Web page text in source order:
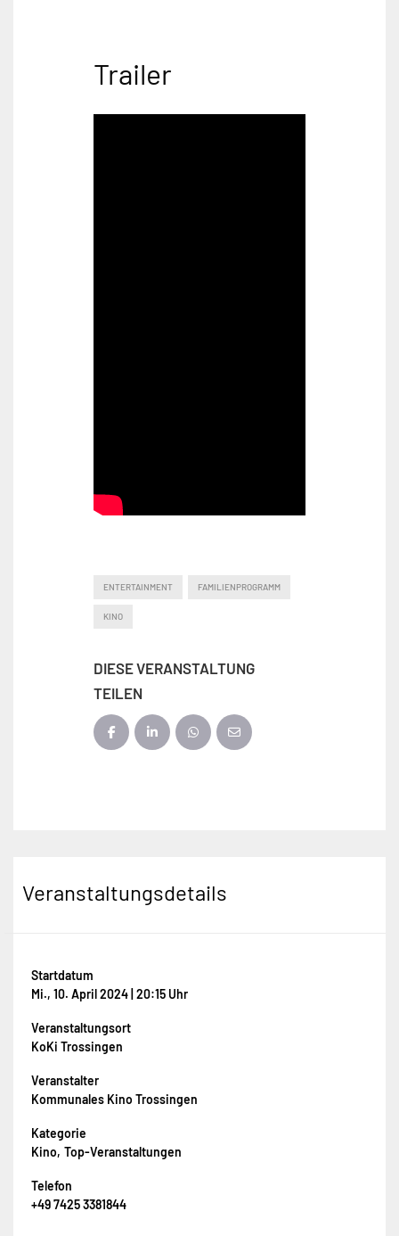
Trailer
ENTERTAINMENT FAMILIENPROGRAMM
KINO
DIESE VERANSTALTUNG
TEILEN
Veranstaltungsdetails
Startdatum
Mi., 10. April 2024 | 20:15 Uhr
Veranstaltungsort
KoKi Trossingen
Veranstalter
Kommunales Kino Trossingen
Kategorie
Kino Top-Veranstaltungen
Telefon
+49 7425 3381844